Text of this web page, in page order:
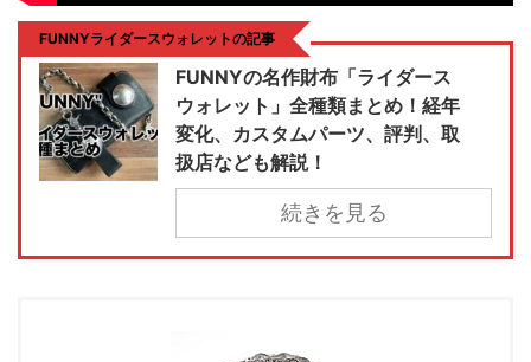
FUNNYライダースウォレットの記事
FUNNYの名作財布「ライダース
ウォレット」全種類まとめ！経年
変化、カスタムパーツ、評判、取
扱店なども解説！
続きを見る